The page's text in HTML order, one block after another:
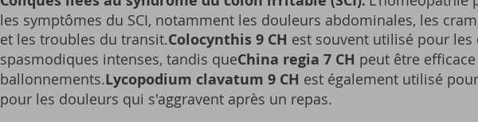
les symptômes du SCI, notamment les douleurs abdominales, les
et les troubles du transit.Colocynthis 9 CH est souvent utilisé pour les
spasmodiques intenses, tandis queChina regia 7 CH peut être
ballonnements.Lycopodium clavatum 9 CH est également utilisé
pour les douleurs qui s'aggravent après un repas.